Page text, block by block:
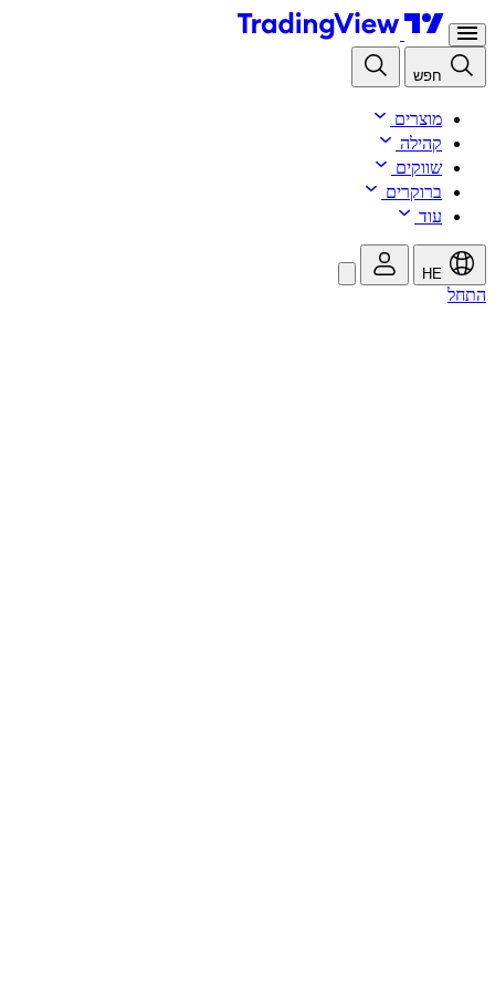
חפש
מוצרים
קהילה
שווקים
ברוקרים
עוד
התחל